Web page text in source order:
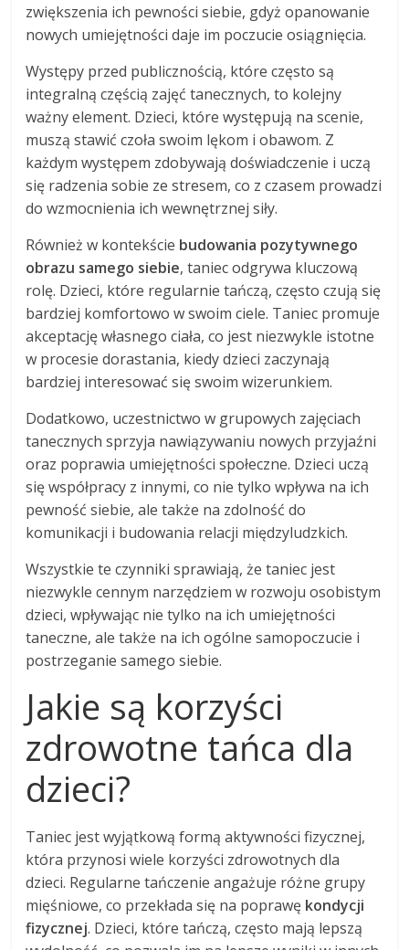
zwiększenia ich pewności siebie, gdyż opanowanie
nowych umiejętności daje im poczucie osiągnięcia.
Występy przed publicznością, które często są
integralną częścią zajęć tanecznych, to kolejny
ważny element. Dzieci, które występują na scenie,
muszą stawić czoła swoim lękom i obawom. Z
każdym występem zdobywają doświadczenie i uczą
się radzenia sobie ze stresem, co z czasem prowadzi
do wzmocnienia ich wewnętrznej siły.
Również w kontekście budowania pozytywnego
obrazu samego siebie, taniec odgrywa kluczową
rolę. Dzieci, które regularnie tańczą, często czują się
bardziej komfortowo w swoim ciele. Taniec promuje
akceptację własnego ciała, co jest niezwykle istotne
w procesie dorastania, kiedy dzieci zaczynają
bardziej interesować się swoim wizerunkiem.
Dodatkowo, uczestnictwo w grupowych zajęciach
tanecznych sprzyja nawiązywaniu nowych przyjaźni
oraz poprawia umiejętności społeczne. Dzieci uczą
się współpracy z innymi, co nie tylko wpływa na ich
pewność siebie, ale także na zdolność do
komunikacji i budowania relacji międzyludzkich.
Wszystkie te czynniki sprawiają, że taniec jest
niezwykle cennym narzędziem w rozwoju osobistym
dzieci, wpływając nie tylko na ich umiejętności
taneczne, ale także na ich ogólne samopoczucie i
postrzeganie samego siebie.
Jakie są korzyści
zdrowotne tańca dla
dzieci?
Taniec jest wyjątkową formą aktywności fizycznej,
która przynosi wiele korzyści zdrowotnych dla
dzieci. Regularne tańczenie angażuje różne grupy
mięśniowe, co przekłada się na poprawę kondycji
fizycznej. Dzieci, które tańczą, często mają lepszą